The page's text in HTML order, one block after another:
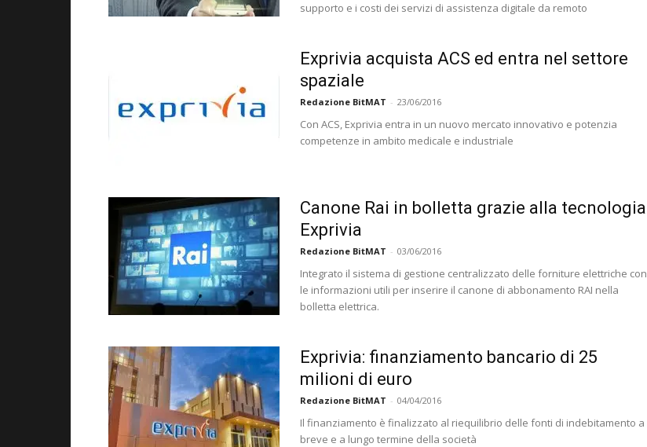
supporto e i costi dei servizi di assistenza digitale da remoto
Exprivia acquista ACS ed entra nel settore
spaziale
Redazione BitMAT - 23/06/2016
Con ACS, Exprivia entra in un nuovo mercato innovativo e potenzia
competenze in ambito medicale e industriale
Canone Rai in bolletta grazie alla tecnologia
Exprivia
Redazione BitMAT - 03/06/2016
Integrato il sistema di gestione centralizzato delle forniture elettriche con
le informazioni utili per inserire il canone di abbonamento RAI nella
bolletta elettrica.
Exprivia: finanziamento bancario di 25
milioni di euro
Redazione BitMAT - 04/04/2016
Il finanziamento è finalizzato al riequilibrio delle fonti di indebitamento a
breve e a lungo termine della società